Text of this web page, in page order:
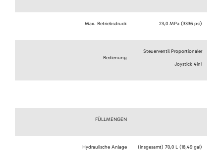
Max. Betriebsdruck 23,0 MPa (3336 psi)
Bedienung
Steuerventil Proportionaler
Joystick 4in1
FÜLLMENGEN
Hydraulische Anlage (insgesamt) 70,0 L (18,49 gal)